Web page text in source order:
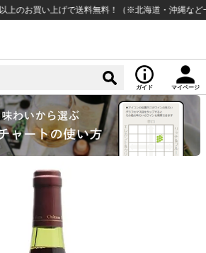
い上げで送料無料！（※北海道・沖縄など一部例
ガイド マイページ